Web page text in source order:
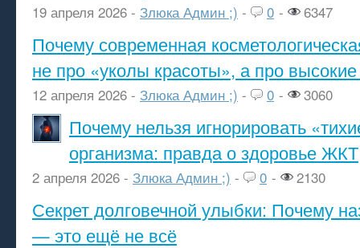
19 апреля 2026 - Злюка Админ ;) - 0 - 6347
Почему современная
не про «уколы красоты», а про высокие
12 апреля 2026 - Злюка Админ ;) - 0 - 3060
Почему нельзя игнорировать
организма: правда о здоровье ЖКТ
2 апреля 2026 - Злюка Админ ;) - 0 - 2130
Секрет долговечной улыбки: Почему
— это ещё не всё